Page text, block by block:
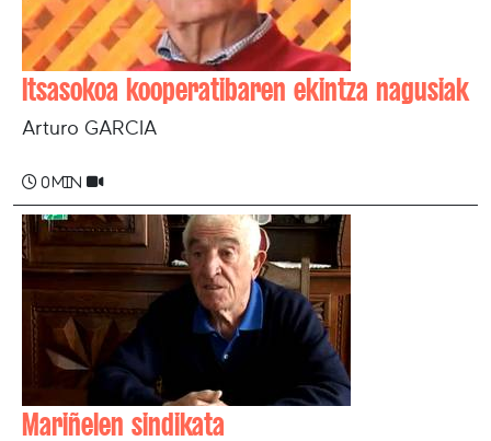
Itsasokoa kooperatibaren ekintza nagusiak
Arturo GARCIA
0 min
Mariñelen sindikata